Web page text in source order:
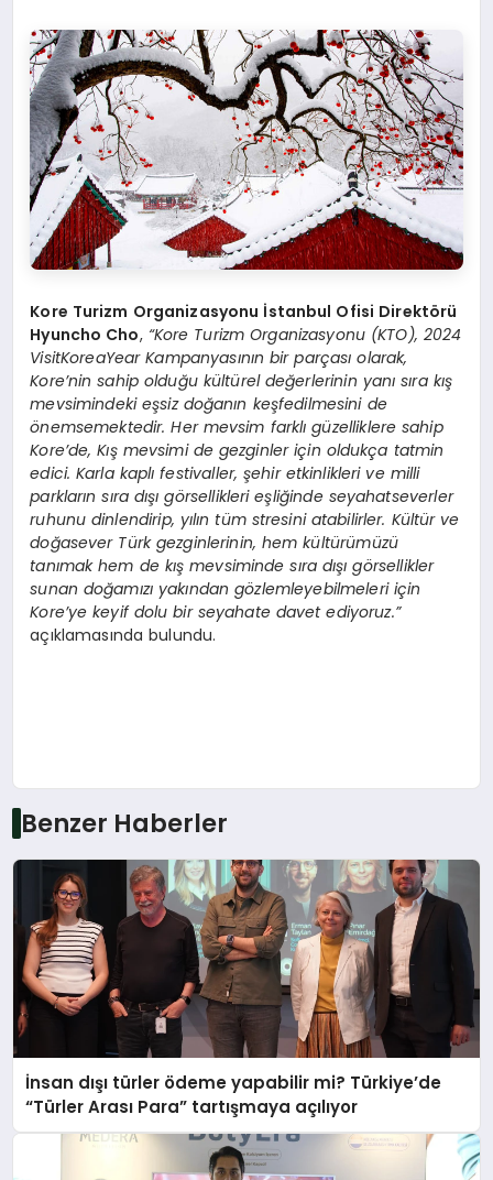
Kore Turizm Organizasyonu İstanbul Ofisi Direktörü
Hyuncho Cho, “Kore Turizm Organizasyonu (KTO), 2024
VisitKoreaYear Kampanyasının bir parçası olarak,
Kore’nin sahip olduğu kültürel değerlerinin yanı sıra kış
mevsimindeki eşsiz doğanın keşfedilmesini de
önemsemektedir. Her mevsim farklı güzelliklere sahip
Kore’de, Kış mevsimi de gezginler için oldukça tatmin
edici. Karla kaplıfestivaller,şehir etkinlikleri ve milli
parkların sıra dışı görsellikleri eşliğinde seyahatseverler
ruhunu dinlendirip, yılın tüm stresini atabilirler. Kültür ve
doğasever Türk gezginlerinin, hem kültürümüzü
tanımak hem de kış mevsiminde sıra dışı görsellikler
sunan doğamızı yakından gözlemleyebilmeleri için
Kore’ye keyif dolu bir seyahate davet ediyoruz.”
açıklamasında bulundu.
Benzer Haberler
İnsan dışı türler ödeme yapabilir mi? Türkiye’de
“Türler Arası Para” tartışmaya açılıyor